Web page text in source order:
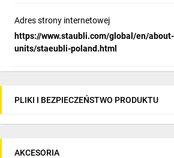
Adres strony internetowej
https://www.staubli.com/global/en/
units/staeubli-poland.html
PLIKI I BEZPIECZEŃSTWO PRODUKTU
AKCESORIA